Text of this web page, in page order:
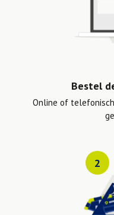
Bestel
Online of
2